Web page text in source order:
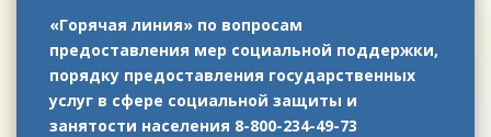
«Горячая линия» по вопросам
предоставления мер социальной поддержки,
порядку предоставления государственных
услуг в сфере социальной защиты и
занятости населения 8-800-234-49-73